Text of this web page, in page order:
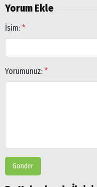
Yorum Ekle
İsim: *
Yorumunuz: *
Gönder